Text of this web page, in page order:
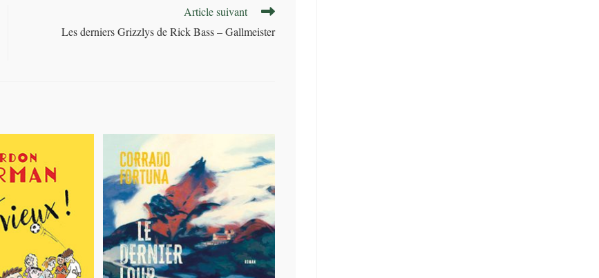
Article suivant
Les derniers Grizzlys de Rick Bass – Gallmeister